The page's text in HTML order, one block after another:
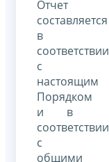
Отчет
составляется
в
соответствии
с
настоящим
Порядком
и в
соответствии
с
общими